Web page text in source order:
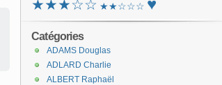
★★★☆☆ ★★☆☆☆ ♥
Catégories
ADAMS Douglas
ADLARD Charlie
ALBERT Raphaël